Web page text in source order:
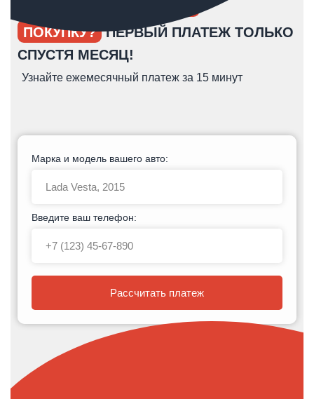
ПОКУПКУ? ПЕРВЫЙ ПЛАТЕЖ ТОЛЬКО
СПУСТЯ МЕСЯЦ!
Узнайте ежемесячный платеж за 15 минут
Марка и модель вашего авто:
Введите ваш телефон:
Рассчитать платеж